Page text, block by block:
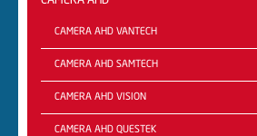
CAMERA AHD VANTECH
CAMERA AHD SAMTECH
CAMERA AHD VISION
CAMERA AHD QUESTEK